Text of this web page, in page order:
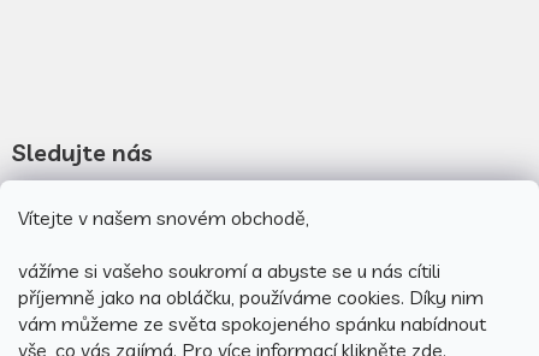
Vítejte v našem snovém obchodě,
vážíme si vašeho soukromí a abyste se u nás cítili
příjemně jako na obláčku, používáme cookies. Díky nim
vám můžeme ze světa spokojeného spánku nabídnout
vše, co vás zajímá. Pro více informací klikněte zde.
Sledujte nás
Novinky na facebooku
Novinky na instagramu